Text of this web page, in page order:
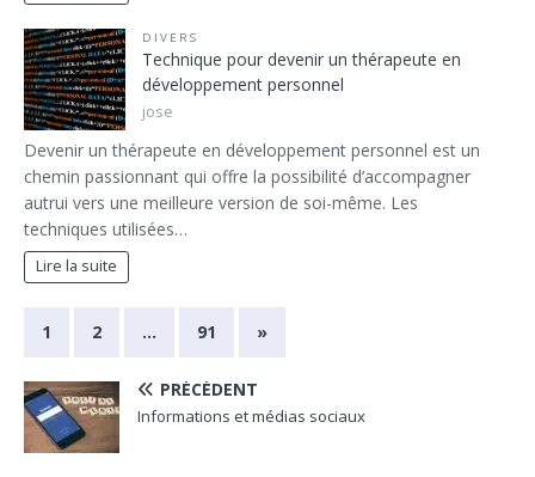
DIVERS
Technique pour devenir un thérapeute en
développement personnel
jose
Devenir un thérapeute en développement personnel est un
chemin passionnant qui offre la possibilité d’accompagner
autrui vers une meilleure version de soi-même. Les
techniques utilisées…
Lire la suite
1 2 … 91 »
PRÉCÉDENT
Informations et médias sociaux